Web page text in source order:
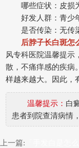
哪些症状：皮损
好发人群：青少
是否传染：无传
后脖子长白斑怎
风专科医院温馨提示
散，不痛痒感的疾病
样越来越大。因此，
温馨提示： 白
患者到院查清病情
上一篇: